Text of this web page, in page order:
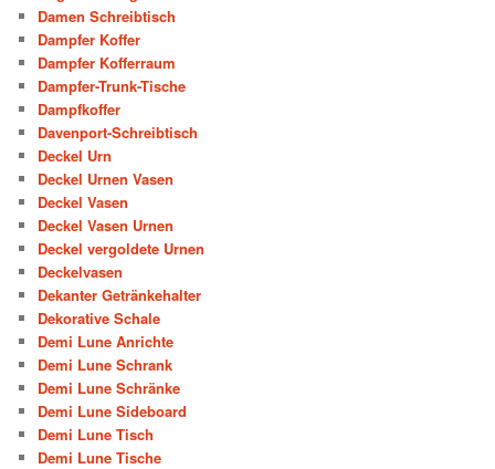
Damen Schreibtisch
Dampfer Koffer
Dampfer Kofferraum
Dampfer-Trunk-Tische
Dampfkoffer
Davenport-Schreibtisch
Deckel Urn
Deckel Urnen Vasen
Deckel Vasen
Deckel Vasen Urnen
Deckel vergoldete Urnen
Deckelvasen
Dekanter Getränkehalter
Dekorative Schale
Demi Lune Anrichte
Demi Lune Schrank
Demi Lune Schränke
Demi Lune Sideboard
Demi Lune Tisch
Demi Lune Tische